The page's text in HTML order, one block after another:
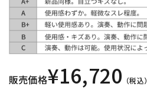
販売価格¥16,720 （税込）